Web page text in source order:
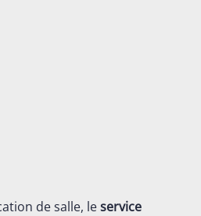
de salle, leservice